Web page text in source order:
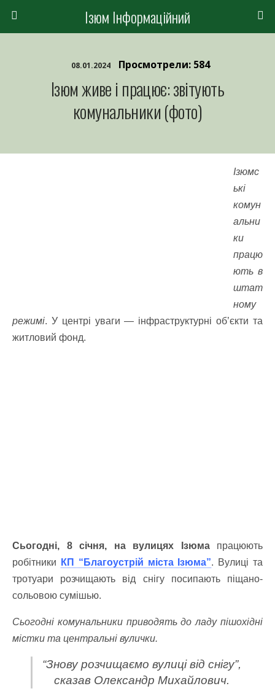
Ізюм Інформаційний
08.01.2024 Просмотрели: 584
Ізюм живе і працює: звітують
комунальники (фото)
Ізюмс
ькі
комун
альни
ки
працю
ють в
штат
ному
режимі. У центрі уваги — інфраструктурні об’єкти та
житловий фонд.
Сьогодні, 8 січня, на вулицях Ізюмапрацюють
робітники
КП “Благоустрій міста Ізюма”. Вулиці та
тротуари розчищають від снігу посипають піщано-
сольовою сумішью.
Сьогодні комунальники приводять до ладу пішохідні
містки та центральні вулички.
“Знову розчищаємо вулиці від снігу”,
сказав Олександр Михайлович.